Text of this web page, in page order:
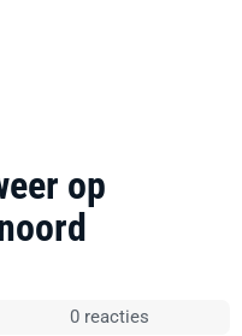
op
0 reacties